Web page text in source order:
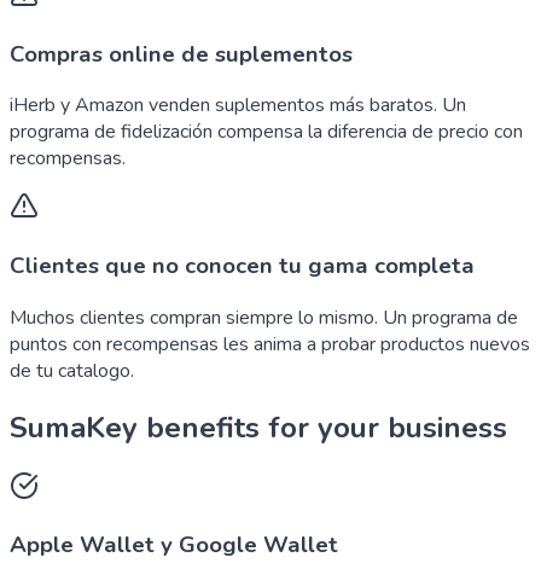
Compras online de suplementos
iHerb y Amazon venden suplementos más baratos. Un
programa de fidelización compensa la diferencia de precio con
recompensas.
Clientes que no conocen tu gama completa
Muchos clientes compran siempre lo mismo. Un programa de
puntos con recompensas les anima a probar productos nuevos
de tu catalogo.
SumaKey benefits for your business
Apple Wallet y Google Wallet